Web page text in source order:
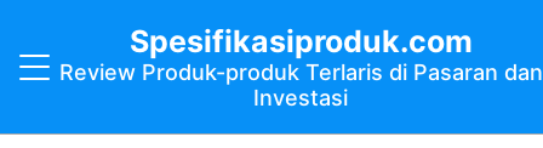
Spesifikasiproduk.com
Review Produk-produk Terlaris di Pasaran dan
Investasi